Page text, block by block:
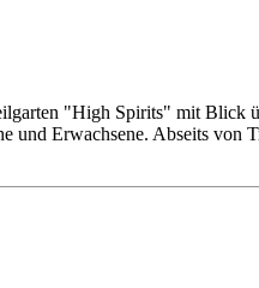
"High Spirits" mit Blick
Erwachsene. Abseits von